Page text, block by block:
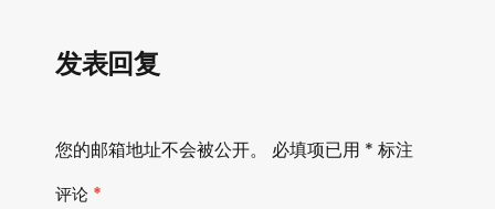
发表回复
您的邮箱地址不会被公开。 必填项已用 * 标注
评论 *